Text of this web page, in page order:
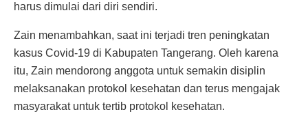
harus dimulai dari diri sendiri.
Zain menambahkan, saat ini terjadi tren peningkatan
kasus Covid-19 di Kabupaten Tangerang. Oleh karena
itu, Zain mendorong anggota untuk semakin disiplin
melaksanakan protokol kesehatan dan terus mengajak
masyarakat untuk tertib protokol kesehatan.